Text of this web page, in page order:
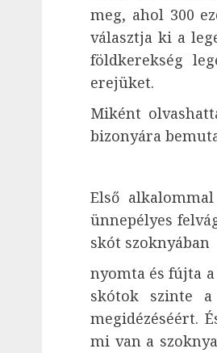
meg, ahol 300
választja ki a
földkerekség
erejüket.
Miként
bizonyára
Első
ünnepélyes
skót szoknyában
nyomta és fújta
skótok szinte
megidézéséért.
mi van a